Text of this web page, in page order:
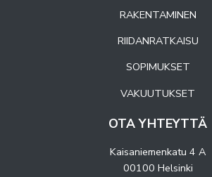
RAKENTAMINEN
RIIDANRATKAISU
SOPIMUKSET
VAKUUTUKSET
OTA YHTEYTTÄ
Kaisaniemenkatu 4 A
00100 Helsinki